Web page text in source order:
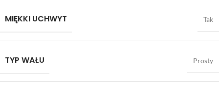
MIĘKKI UCHWYT Tak
TYP WAŁU Prosty